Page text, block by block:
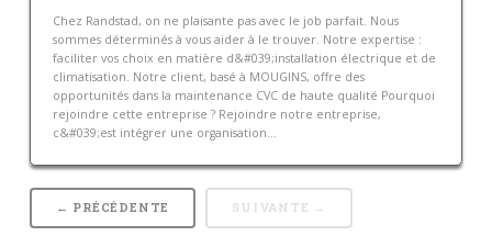
Chez Randstad, on ne plaisante pas avec le job parfait. Nous
sommes déterminés à vous aider à le trouver. Notre expertise :
faciliter vos choix en matière d&#039;installation électrique et de
climatisation. Notre client, basé à MOUGINS, offre des
opportunités dans la maintenance CVC de haute qualité Pourquoi
rejoindre cette entreprise ? Rejoindre notre entreprise,
c&#039;est intégrer une organisation...
← PRÉCÉDENTE SUIVANTE →